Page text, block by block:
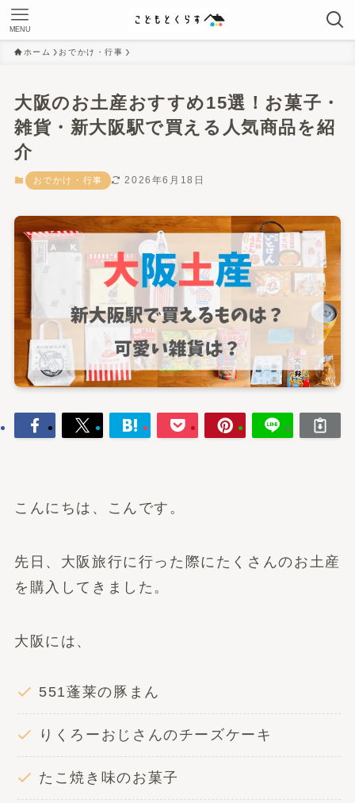
MENU
ホーム おでかけ・行事
大阪のお土産おすすめ15選！お菓子・
雑貨・新大阪駅で買える人気商品を紹
介
おでかけ・行事 2026年6月18日
こんにちは、こんです。
先日、大阪旅行に行った際にたくさんのお土産
を購入してきました。
大阪には、
551蓬莱の豚まん
りくろーおじさんのチーズケーキ
たこ焼き味のお菓子